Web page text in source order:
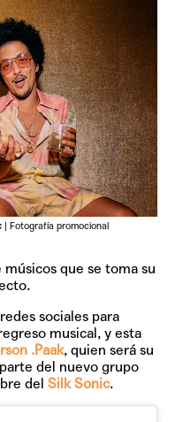
| Fotografía promocional
que se toma su
sociales para
musical, y esta
.Paak, quien será su
del nuevo grupo
delSilk Sonic.